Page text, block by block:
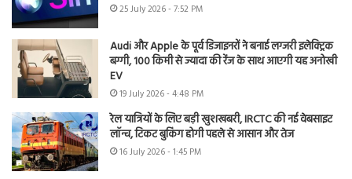
25 July 2026 - 7:52 PM
Audi और Apple के पूर्व डिजाइनरों ने बनाई लग्जरी इलेक्ट्रिक
बग्गी, 100 किमी से ज्यादा की रेंज के साथ आएगी यह अनोखी
EV
19 July 2026 - 4:48 PM
रेल यात्रियों के लिए बड़ी खुशखबरी, IRCTC की नई वेबसाइट
लॉन्च, टिकट बुकिंग होगी पहले से आसान और तेज
16 July 2026 - 1:45 PM